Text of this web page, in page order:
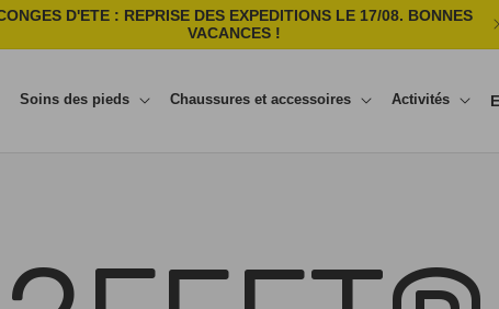
D'ETE : REPRISE DES EXPEDITIONS LE 17/08. BONNES
VACANCES !
Soins des pieds Chaussures et accessoires Activités